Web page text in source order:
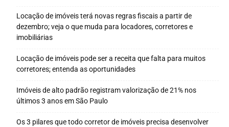
Locação de imóveis terá novas regras fiscais a partir de
dezembro; veja o que muda para locadores, corretores e
imobiliárias
Locação de imóveis pode ser a receita que falta para muitos
corretores; entenda as oportunidades
Imóveis de alto padrão registram valorização de 21% nos
últimos 3 anos em São Paulo
Os 3 pilares que todo corretor de imóveis precisa desenvolver